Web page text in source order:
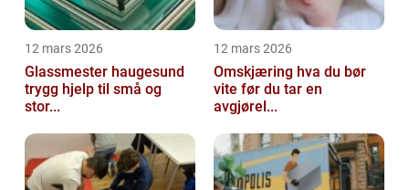
12 mars 2026
Glassmester haugesund
trygg hjelp til små og
stor...
12 mars 2026
Omskjæring hva du bør
vite før du tar en
avgjørel...